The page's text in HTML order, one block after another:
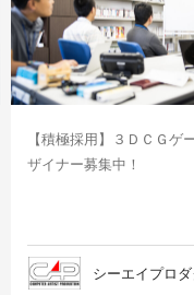
【積極採用】３ＤＣＧゲ
ザイナー募集中！
シーエイプロ